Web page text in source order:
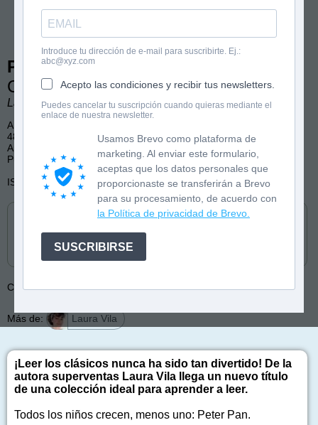
Introduce tu dirección de e-mail para suscribirte. Ej.:
abc@xyz.com
Acepto las condiciones y recibir tus newsletters.
Puedes cancelar tu suscripción cuando quieras mediante el
enlace de nuestra newsletter.
Usamos Brevo como plataforma de
marketing. Al enviar este formulario,
aceptas que los datos personales que
proporcionaste se transferirán a Brevo
para su procesamiento, de acuerdo con
la Política de privacidad de Brevo.
SUSCRIBIRSE
Peter Pan
Colección Leo solito
Laura Vila. Ilustraciones de César Barceló.
A partir de 3 años
48 páginas, color
Aprender a leer, letra mayúscula, Peter Pan
Publicado por Bruño
ISBN: 9788469646120
Cómpralo en
Colección: Leo solito
Más de: Laura Vila
¡Leer los clásicos nunca ha sido tan divertido! De la
autora superventas Laura Vila llega un nuevo título
de una colección ideal para aprender a leer.
Todos los niños crecen, menos uno: Peter Pan.